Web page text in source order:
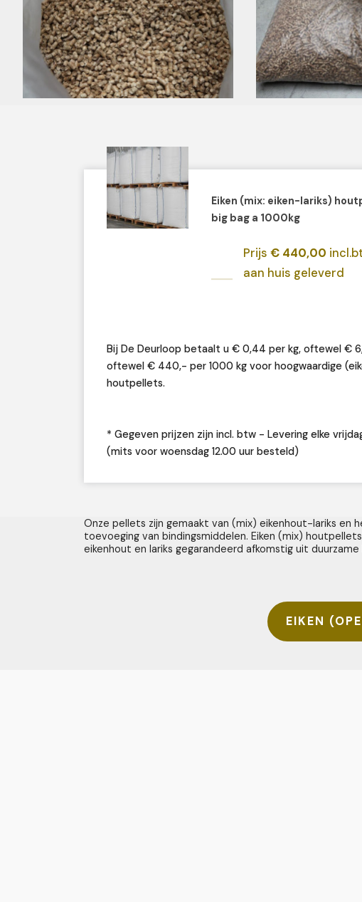
Eiken (mix: eiken-lariks)
big bag a 1000kg
Prijs € 440,00
aan huis geleverd
Bij De Deurloop betaalt u € 0,44 per kg, oftewel €
oftewel € 440,- per 1000 kg voor hoogwaardige
houtpellets.
* Gegeven prijzen zijn incl. btw - Levering elke
(mits voor woensdag 12.00 uur besteld)
Onze pellets zijn gemaakt van (mix) eikenhout-lariks en
toevoeging van bindingsmiddelen. Eiken (mix)
eikenhout en lariks gegarandeerd afkomstig uit
EIKEN